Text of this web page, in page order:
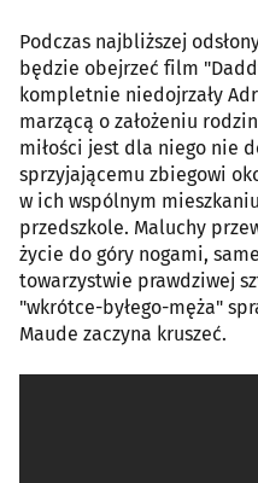
Podczas najbliższej
będzie obejrzeć film
kompletnie niedojrzały
marzącą o założeniu
miłości jest dla niego nie
sprzyjającemu zbiegowi
w ich wspólnym
przedszkole. Maluchy
życie do góry nogami,
towarzystwie prawdziwej
"wkrótce-byłego-męża"
Maude zaczyna kruszeć.